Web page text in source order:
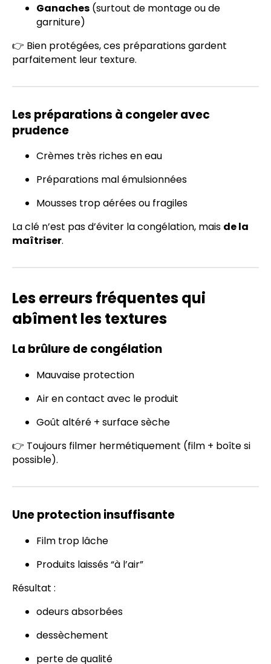
Ganaches (surtout de montage ou de
garniture)
👉 Bien protégées, ces préparations gardent
parfaitement leur texture.
Les préparations à congeler avec
prudence
Crèmes très riches en eau
Préparations mal émulsionnées
Mousses trop aérées ou fragiles
La clé n’est pas d’éviter la congélation, mais de la
maîtriser.
Les erreurs fréquentes qui
abîment les textures
La brûlure de congélation
Mauvaise protection
Air en contact avec le produit
Goût altéré + surface sèche
👉 Toujours filmer hermétiquement (film + boîte si
possible).
Une protection insuffisante
Film trop lâche
Produits laissés “à l’air”
Résultat :
odeurs absorbées
dessèchement
perte de qualité